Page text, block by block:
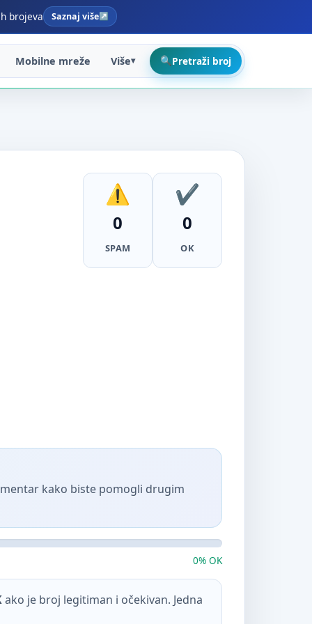
brojeva Saznaj više
Mobilne mreže Više Pretraži broj
0
SPAM
0
OK
kako biste pomogli drugim
0% OK
ako je broj legitiman i očekivan. Jedna